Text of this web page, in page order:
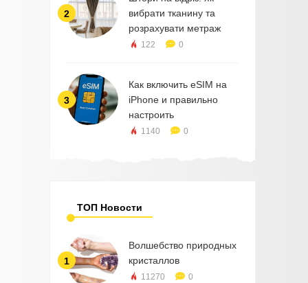
2
вибрати тканину та
розрахувати метраж
122 0
3
Как включить eSIM на
iPhone и правильно
настроить
1140 0
ТОП Новости
1
Волшебство природных
кристаллов
11270 0